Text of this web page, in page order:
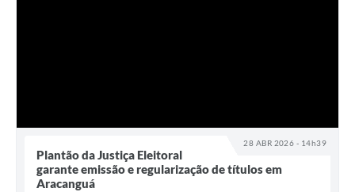
28 ABR 2026 - 14h39
Plantão da Justiça Eleitoral
garante emissão e regularização de títulos em
Aracanguá